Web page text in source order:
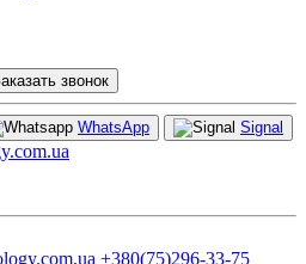
звонок
WhatsApp Signal
+380(75)296-33-75